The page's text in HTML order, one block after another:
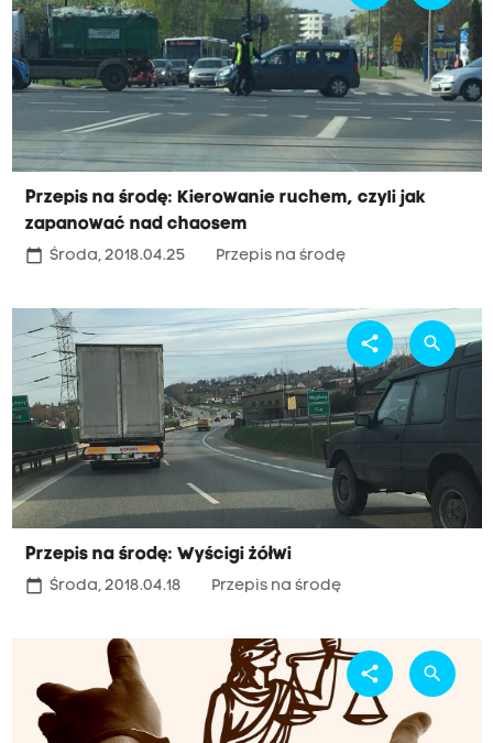
Przepis na środę: Kierowanie ruchem, czyli jak
zapanować nad chaosem
calendar_today Środa, 2018.04.25 Przepis na środę
Przepis na środę: Wyścigi żółwi
calendar_today Środa, 2018.04.18 Przepis na środę
share search
share search